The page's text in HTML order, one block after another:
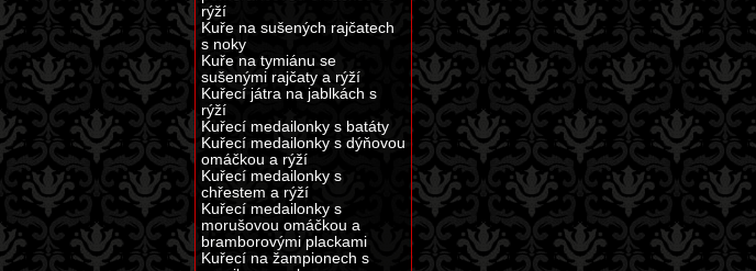
rýží
Kuře na sušených rajčatech
s noky
Kuře na tymiánu se
sušenými rajčaty a rýží
Kuřecí játra na jablkách s
rýží
Kuřecí medailonky s batáty
Kuřecí medailonky s dýňovou
omáčkou a rýží
Kuřecí medailonky s
chřestem a rýží
Kuřecí medailonky s
morušovou omáčkou a
bramborovými plackami
Kuřecí na žampionech s